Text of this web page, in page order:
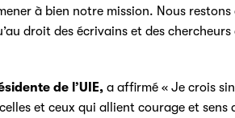
à bien notre mission. Nous
droit des écrivains et des
de l’UIE, a affirmé « Je crois
et ceux qui allient courage et sens